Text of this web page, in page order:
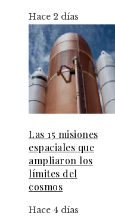
Hace 2 días
Las 15 misiones
espaciales que
ampliaron los
límites del
cosmos
Hace 4 días